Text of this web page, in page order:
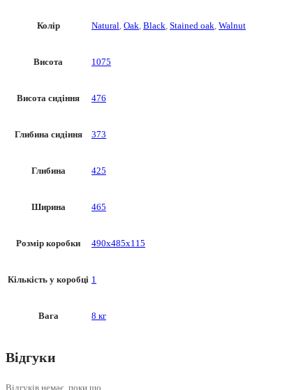
Колір Natural Oak Black Stained oak Walnut
Висота 1075
Висота сидіння 476
Глибина сидіння 373
Глибина 425
Ширина 465
Розмір коробки 490х485х115
Кількість у коробці 1
Вага 8 кг
Відгуки
Відгуків немає, поки що.